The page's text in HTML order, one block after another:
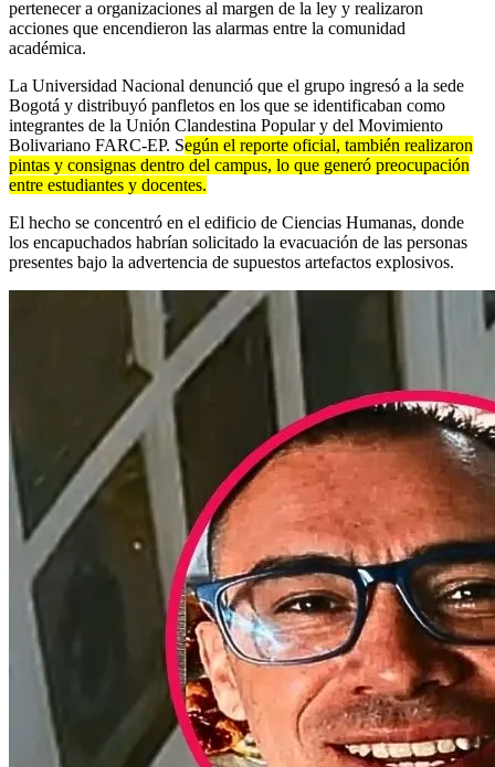
pertenecer a organizaciones al margen de la ley y realizaron
acciones que encendieron las alarmas entre la comunidad
académica.
La Universidad Nacional denunció que el grupo ingresó a la sede
Bogotá y distribuyó panfletos en los que se identificaban como
integrantes de la Unión Clandestina Popular y del Movimiento
Bolivariano FARC-EP. Según el reporte oficial, también realizaron
pintas y consignas dentro del campus, lo que generó preocupación
entre estudiantes y docentes.
El hecho se concentró en el edificio de Ciencias Humanas, donde
los encapuchados habrían solicitado la evacuación de las personas
presentes bajo la advertencia de supuestos artefactos explosivos.